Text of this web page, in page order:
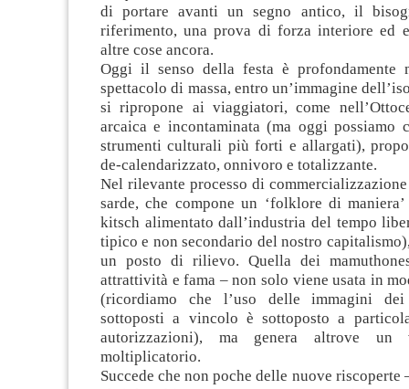
di portare avanti un segno antico, il
riferimento, una prova di forza interiore ed
altre cose ancora.
Oggi il senso della festa è profondamente
spettacolo di massa, entro un’immagine
si ripropone ai viaggiatori, come
arcaica e incontaminata (ma oggi possiamo
strumenti culturali più forti e allargati),
de-calendarizzato, onnivoro e totalizzante.
Nel rilevante processo di
sarde, che compone un ‘folklore di
kitsch alimentato dall’industria del tempo
tipico e non secondario del nostro
un posto di rilievo. Quella dei
attrattività e fama – non solo viene usata in
(ricordiamo che l’uso delle immagini
sottoposti a vincolo è sottoposto a
autorizzazioni), ma genera altrove un
moltiplicatorio.
Succede che non poche delle nuove riscoperte